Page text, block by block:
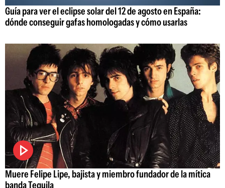
Guía para ver el eclipse solar del 12 de agosto en España:
dónde conseguir gafas homologadas y cómo usarlas
Muere Felipe Lipe, bajista y miembro fundador de la mítica
banda Tequila